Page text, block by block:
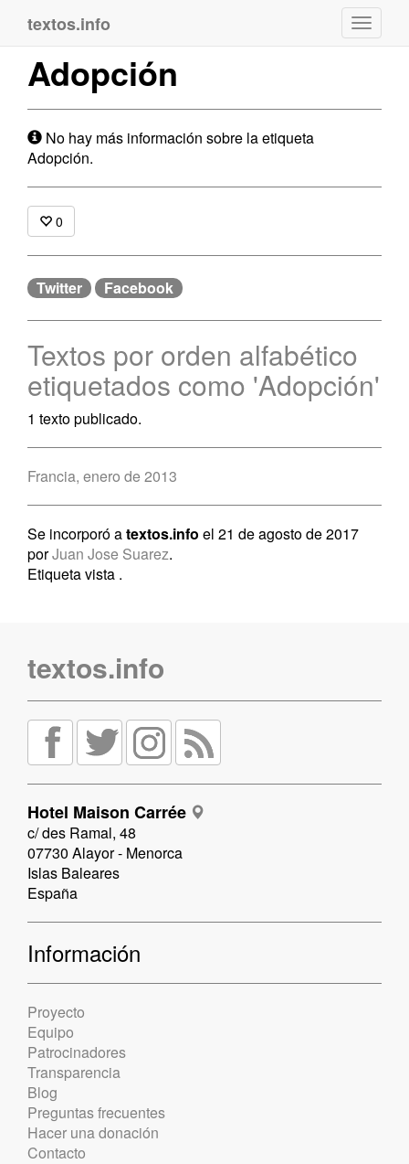
textos.info
Adopción
No hay más información sobre la etiqueta
Adopción.
0
Twitter Facebook
Textos por orden alfabético
etiquetados como 'Adopción'
1 texto publicado.
Francia, enero de 2013
Se incorporó atextos.info el 21 de agosto de 2017
porJuan Jose Suarez.
Etiqueta vista .
textos.info
Hotel Maison Carrée
c/ des Ramal, 48
07730 Alayor - Menorca
Islas Baleares
España
Información
Proyecto
Equipo
Patrocinadores
Transparencia
Blog
Preguntas frecuentes
Hacer una donación
Contacto